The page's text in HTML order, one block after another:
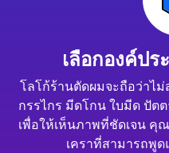
เลือกองค์ปร
โลโก้ร้านตัดผมจะถือว่า
กรรไกร มีดโกน ใบมีด ปัต
เพื่อให้เห็นภาพที่ชัดเจน คุ
เคราที่สามารถพู